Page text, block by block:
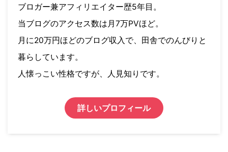
ブロガー兼アフィリエイター歴5年目。
当ブログのアクセス数は月7万PVほど。
月に20万円ほどのブログ収入で、田舎でのんびりと
暮らしています。
人懐っこい性格ですが、人見知りです。
詳しいプロフィール